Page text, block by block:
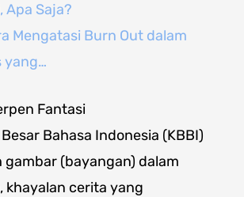
Apa Saja?
Mengatasi Burn Out dalam
yang…
Fantasi
Bahasa Indonesia (KBBI)
(bayangan) dalam
khayalan cerita yang